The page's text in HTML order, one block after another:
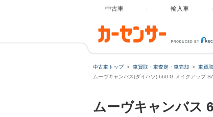
中古車 輸入車
中古車トップ 車買取・車査定・車売却 車買
ムーヴキャンバス(ダイハツ) 660 G メイクアップ
ムーヴキャンバス